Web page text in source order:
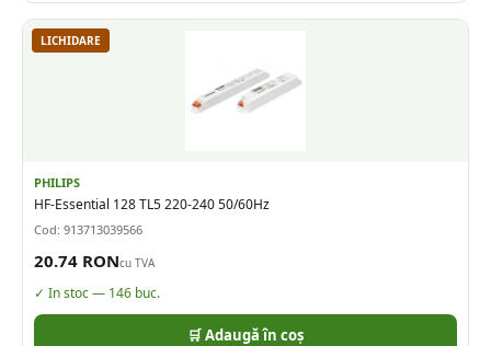
LICHIDARE
PHILIPS
HF-Essential 128 TL5 220-240 50/60Hz
Cod: 913713039566
20.74 RONcu TVA
✓ In stoc — 146 buc.
🛒 Adaugă în coș